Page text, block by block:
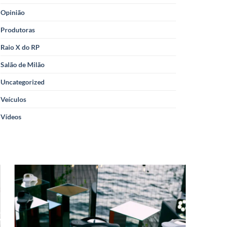
Opinião
Produtoras
Raio X do RP
Salão de Milão
Uncategorized
Veículos
Vídeos